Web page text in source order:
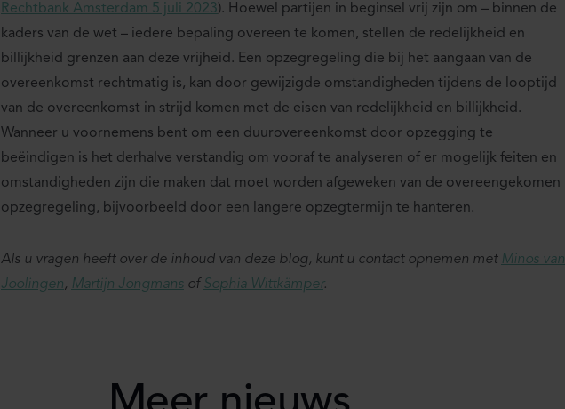
Rechtbank Amsterdam 5 juli 2023). Hoewel partijen in beginsel vrij zijn om – binnen de
kaders van de wet – iedere bepaling overeen te komen, stellen de redelijkheid en
billijkheid grenzen aan deze vrijheid. Een opzegregeling die bij het aangaan van de
overeenkomst rechtmatig is, kan door gewijzigde omstandigheden tijdens de looptijd
van de overeenkomst in strijd komen met de eisen van redelijkheid en billijkheid.
Wanneer u voornemens bent om een duurovereenkomst door opzegging te
beëindigen is het derhalve verstandig om vooraf te analyseren of er mogelijk feiten en
omstandigheden zijn die maken dat moet worden afgeweken van de overeengekomen
opzegregeling, bijvoorbeeld door een langere opzegtermijn te hanteren.
Als u vragen heeft over de inhoud van deze blog, kunt u contact opnemen met Minos van
Joolingen, Martijn Jongmans of Sophia Wittkämper.